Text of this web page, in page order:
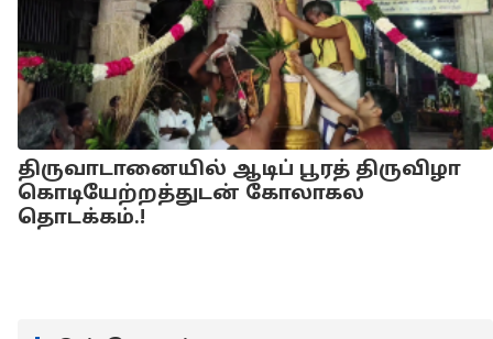
திருவாடானையில் ஆடிப் பூரத் திருவிழா
கொடியேற்றத்துடன் கோலாகல
தொடக்கம்.!